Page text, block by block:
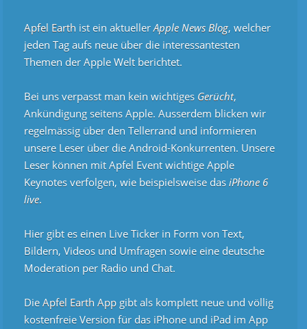
Apfel Earth ist ein aktuellerApple News Blog, welcher
jeden Tag aufs neue über die interessantesten
Themen der Apple Welt berichtet.
Bei uns verpasst man kein wichtiges Gerücht,
Ankündigung seitens Apple. Ausserdem blicken wir
regelmässig über den Tellerrand und informieren
unsere Leser über die Android-Konkurrenten. Unsere
Leser können mit Apfel Event wichtige Apple
Keynotes verfolgen, wie beispielsweise dasiPhone 6
live.
Hier gibt es einen Live Ticker in Form von Text,
Bildern, Videos und Umfragen sowie eine deutsche
Moderation per Radio und Chat.
DieApfel Earth App gibt als komplett neue und völlig
kostenfreie Version für das iPhone und iPad im App